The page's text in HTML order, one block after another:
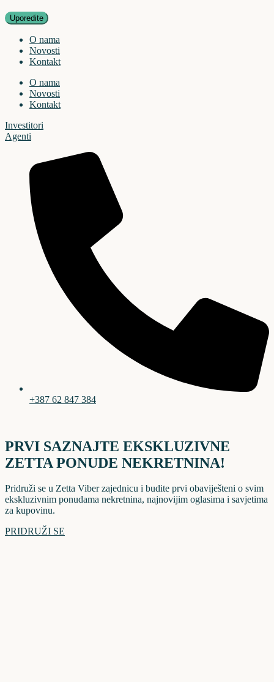
Uporedite
O nama
Novosti
Kontakt
O nama
Novosti
Kontakt
Investitori
Agenti
+387 62 847 384
PRVI SAZNAJTE EKSKLUZIVNE
ZETTA PONUDE NEKRETNINA!
Pridruži se u Zetta Viber zajednicu i budite prvi obaviješteni o svim
ekskluzivnim ponudama nekretnina, najnovijim oglasima i savjetima
za kupovinu.
PRIDRUŽI SE